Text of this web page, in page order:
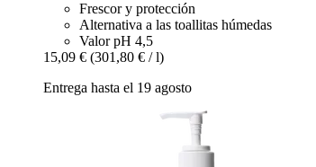
Frescor y protección
Alternativa a las toallitas húmedas
Valor pH 4,5
15,09 € (301,80 € / l)
Entrega hasta el 19 agosto